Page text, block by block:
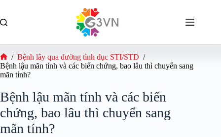
phần
Trang
chủ
/ Bệnh lây qua đường tình dục STI/STD /
Bệnh lậu mãn tính và các biến chứng, bao lâu thì chuyển sang
mãn tính?
Bệnh lậu mãn tính và các biến
chứng, bao lâu thì chuyển sang
mãn tính?